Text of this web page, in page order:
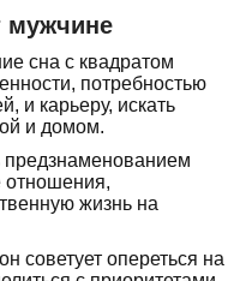
мужчине
сна с квадратом
потребностью
и карьеру, искать
и домом.
отношения,
жизнь на
советует опереться на